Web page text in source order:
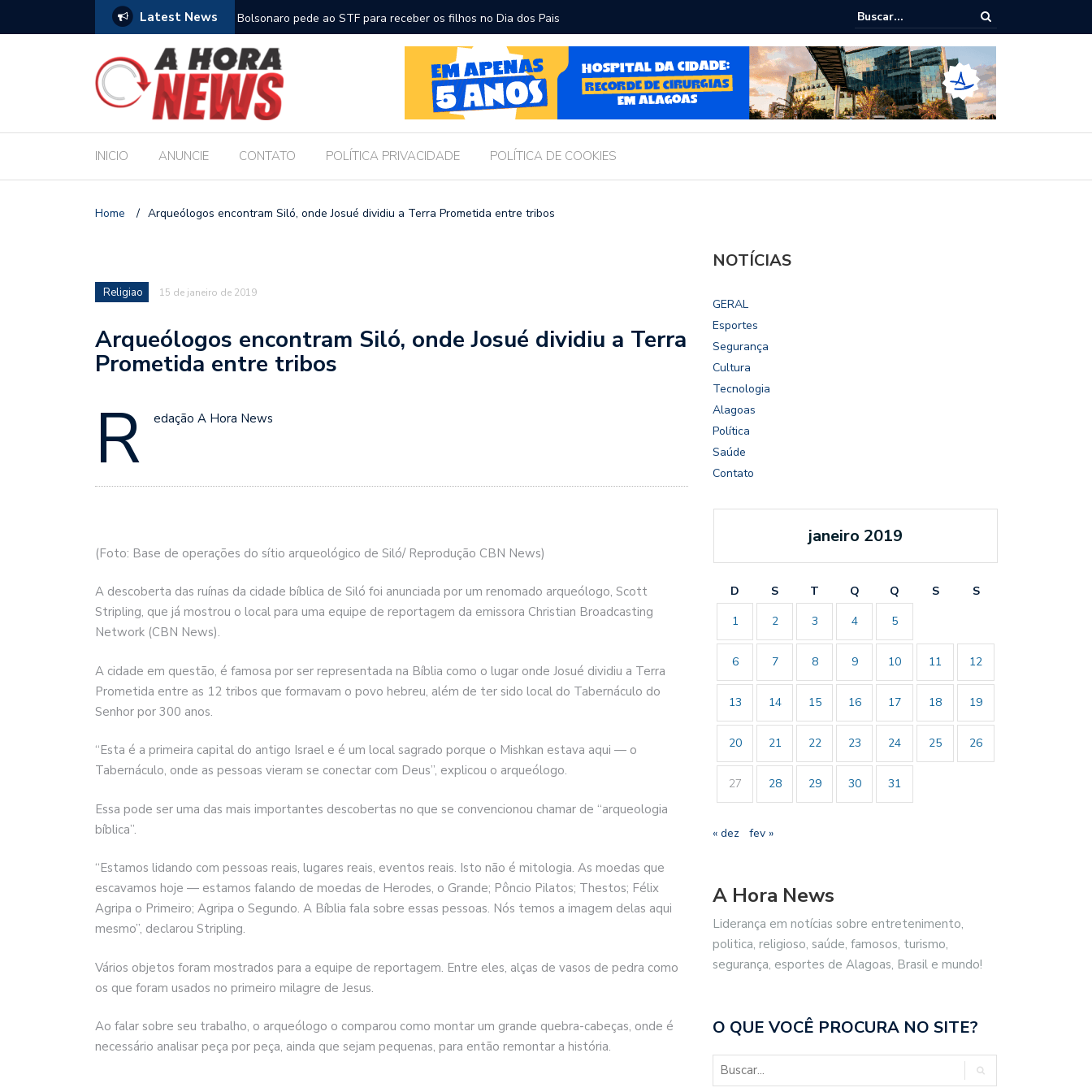
Latest News
com a Educação durante posse Bolsonaro pede ao STF para receber os filhos no Dia dos Pais
Câmara dialoga com UFAL e Faculdade de Coimbra sobre parcerias para
Legislativo
INICIO ANUNCIE CONTATO POLÍTICA PRIVACIDADE POLÍTICA DE COOKIES
Home / Arqueólogos encontram Siló, onde Josué dividiu a Terra Prometida entre tribos
Religiao 15 de janeiro de 2019
Arqueólogos encontram Siló, onde Josué dividiu a Terra
Prometida entre tribos
R edação A Hora News
(Foto: Base de operações do sítio arqueológico de Siló/ Reprodução CBN News)
A descoberta das ruínas da cidade bíblica de Siló foi anunciada por um renomado arqueólogo, Scott
Stripling, que já mostrou o local para uma equipe de reportagem da emissora Christian Broadcasting
Network (CBN News).
A cidade em questão, é famosa por ser representada na Bíblia como o lugar onde Josué dividiu a Terra
Prometida entre as 12 tribos que formavam o povo hebreu, além de ter sido local do Tabernáculo do
Senhor por 300 anos.
“Esta é a primeira capital do antigo Israel e é um local sagrado porque o Mishkan estava aqui — o
Tabernáculo, onde as pessoas vieram se conectar com Deus”, explicou o arqueólogo.
Essa pode ser uma das mais importantes descobertas no que se convencionou chamar de “arqueologia
bíblica”.
“Estamos lidando com pessoas reais, lugares reais, eventos reais. Isto não é mitologia. As moedas que
escavamos hoje — estamos falando de moedas de Herodes, o Grande; Pôncio Pilatos; Thestos; Félix
Agripa o Primeiro; Agripa o Segundo. A Bíblia fala sobre essas pessoas. Nós temos a imagem delas aqui
mesmo”, declarou Stripling.
Vários objetos foram mostrados para a equipe de reportagem. Entre eles, alças de vasos de pedra como
os que foram usados no primeiro milagre de Jesus.
Ao falar sobre seu trabalho, o arqueólogo o comparou como montar um grande quebra-cabeças, onde é
necessário analisar peça por peça, ainda que sejam pequenas, para então remontar a história.
NOTÍCIAS
GERAL
Esportes
Segurança
Cultura
Tecnologia
Alagoas
Política
Saúde
Contato
janeiro 2019
D S T Q Q S
S
1
2 3 4 5
6 7 8 9 10 11 12
13 14 15 16 17 18 19
20 21 22 23 24 25 26
27 28 29 30 31
« dez fev »
A Hora News
Liderança em notícias sobre entretenimento,
politica, religioso, saúde, famosos, turismo,
segurança, esportes de Alagoas, Brasil e mundo!
O QUE VOCÊ PROCURA NO SITE?